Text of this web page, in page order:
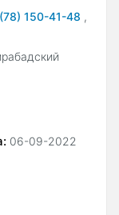
150-41-48 ,
06-09-2022